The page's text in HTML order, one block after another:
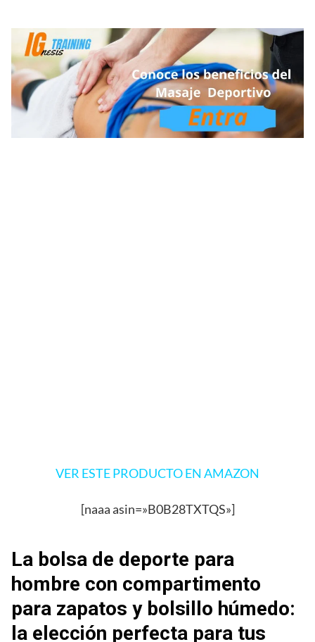
VER ESTE PRODUCTO EN AMAZON
[naaa asin=»B0B28TXTQS»]
La bolsa de deporte para
hombre con compartimento
para zapatos y bolsillo húmedo:
la elección perfecta para tus